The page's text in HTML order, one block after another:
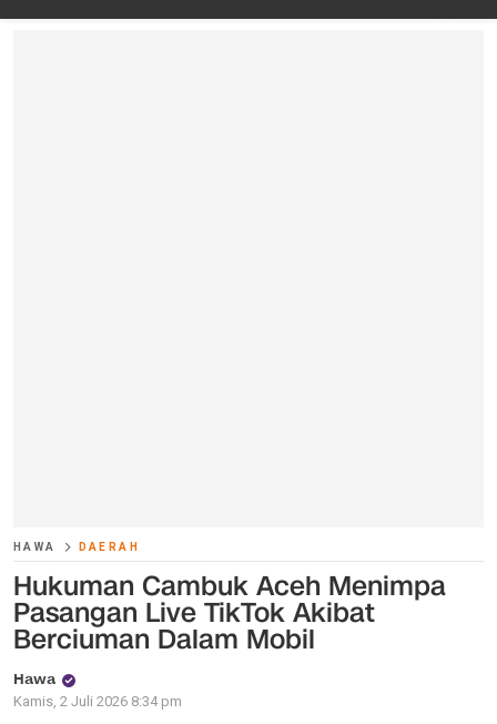
HAWA DAERAH
Hukuman Cambuk Aceh Menimpa
Pasangan Live TikTok Akibat
Berciuman Dalam Mobil
Hawa
Kamis, 2 Juli 2026 8:34 pm